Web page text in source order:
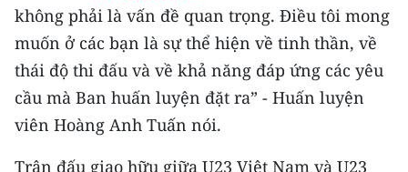
Ảnh
Infographic
TIN MỚI
TIN ĐỊA PHƯƠNG
không phải là vấn đề quan trọng. Điều tôi mong
muốn ở các bạn là sự thể hiện về tinh thần, về
thái độ thi đấu và về khả năng đáp ứng các yêu
cầu mà Ban huấn luyện đặt ra” - Huấn luyện
viên Hoàng Anh Tuấn nói.
Trận đấu giao hữu giữa U23 Việt Nam và U23